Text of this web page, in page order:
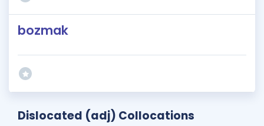
bozmak
Dislocated (adj) Collocations